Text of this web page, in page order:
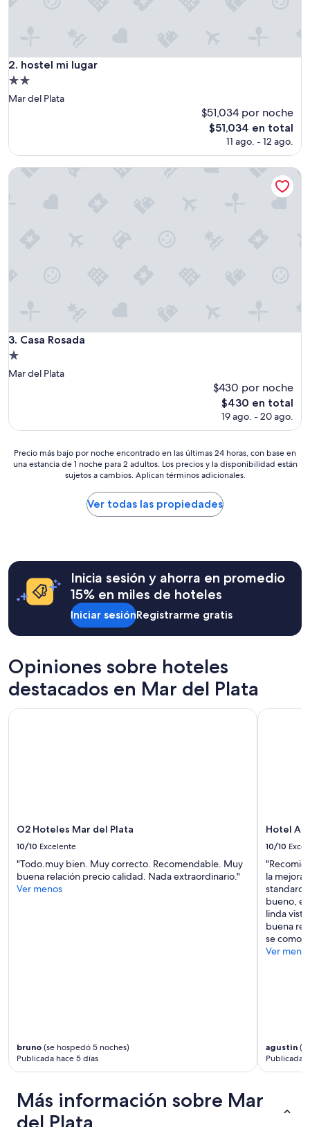
2. hostel mi lugar
hostel mi lugar
Propiedad
de
Mar del Plata
$51,034 por noche
El
precio
es
$51,034 en total
11 ago. - 12 ago.
3. Casa Rosada
Casa Rosada
Propiedad
de
Mar del Plata
$430 por noche
El
precio
de
$430
$430 en total
19 ago. - 20 ago.
Casa Rosada
Precio
más
24
horas,
base
una
estancia
1
noche
para
adultos.
cambios.
términos
adicionales.
Precio más bajo por noche encontrado en las últimas 24 horas, con base en
una estancia de 1 noche para 2 adultos. Los precios y la disponibilidad están
sujetos a cambios. Aplican términos adicionales.
Ver todas las propiedades
Inicia sesión y ahorra en promedio
15% en miles de hoteles
Iniciar sesiónRegistrarme gratis
Opiniones sobre hoteles
destacados en Mar del Plata
O2 Hoteles Mar del Plata
10/10 Excelente
"Todo.muy bien. Muy correcto. Recomendable. Muy
buena relación precio calidad. Nada extraordinario."
Ver menos
bruno (se hospedó 5 noches)
Publicada hace 5 días
O2 Hoteles Mar del Plata
Hotel
10/10
la mejora
bueno,
linda
buena
se como
Ver
agustin
Publicada
Hotel
Más información sobre Mar
del Plata